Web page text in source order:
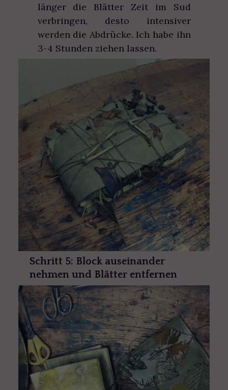
länger die Blätter Zeit im Sud
verbringen, desto intensiver
werden die Abdrücke. Ich habe ihn
3-4 Stunden ziehen lassen.
Schritt 5: Block auseinander
nehmen und Blätter entfernen